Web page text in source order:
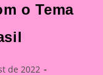
o Tema
de 2022